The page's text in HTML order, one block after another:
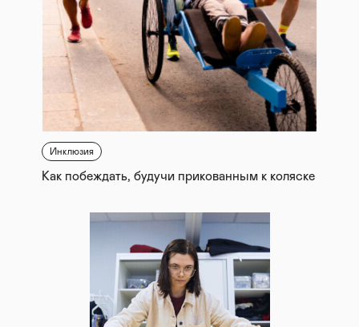
Инклюзия
Как побеждать, будучи прикованным к коляске